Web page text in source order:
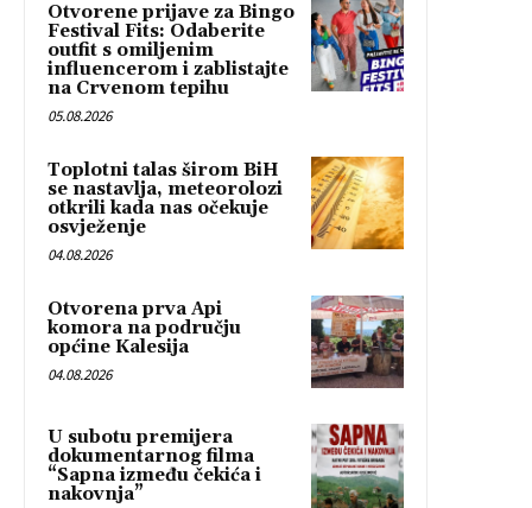
Otvorene prijave za Bingo
Festival Fits: Odaberite
outfit s omiljenim
influencerom i zablistajte
na Crvenom tepihu
05.08.2026
Toplotni talas širom BiH
se nastavlja, meteorolozi
otkrili kada nas očekuje
osvježenje
04.08.2026
Otvorena prva Api
komora na području
općine Kalesija
04.08.2026
U subotu premijera
dokumentarnog filma
“Sapna između čekića i
nakovnja”